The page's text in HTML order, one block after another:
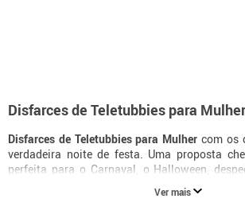
Disfarces de Teletubbies para Mulher
Disfarces de Teletubbies para Mulher com os
verdadeira noite de festa. Uma proposta
perfeita para o Carnaval, o Halloween,
qualquer ocasião especial em que queiras
Ver mais